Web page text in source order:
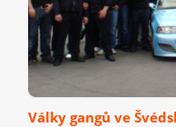
Války gangů ve